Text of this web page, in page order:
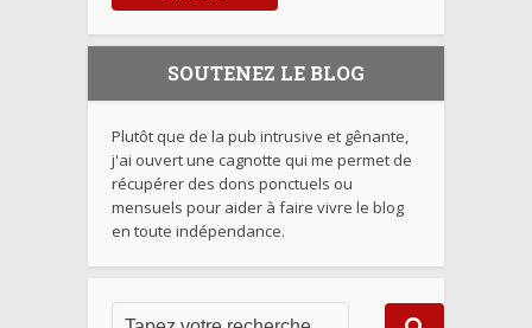
SOUTENEZ LE BLOG
Plutôt que de la pub intrusive et gênante,
j'ai ouvert une cagnotte qui me permet de
récupérer des dons ponctuels ou
mensuels pour aider à faire vivre le blog
en toute indépendance.